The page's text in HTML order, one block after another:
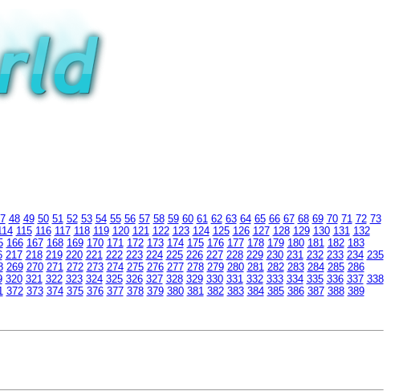
48 49 50 51 52 53 54 55 56 57 58 59 60 61 62 63 64 65 66 67 68 69 70 71 72 73
115 116 117 118 119 120 121 122 123 124 125 126 127 128 129 130 131 132
166 167 168 169 170 171 172 173 174 175 176 177 178 179 180 181 182 183
217 218 219 220 221 222 223 224 225 226 227 228 229 230 231 232 233 234 235
269 270 271 272 273 274 275 276 277 278 279 280 281 282 283 284 285 286
320 321 322 323 324 325 326 327 328 329 330 331 332 333 334 335 336 337 338
372 373 374 375 376 377 378 379 380 381 382 383 384 385 386 387 388 389